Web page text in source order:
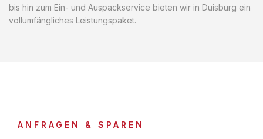
bis hin zum Ein- und Auspackservice bieten wir in Duisburg ein
vollumfängliches Leistungspaket.
ANFRAGEN & SPAREN